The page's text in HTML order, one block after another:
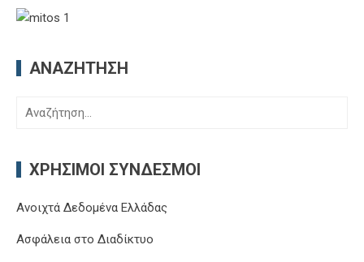
ΑΝΑΖΉΤΗΣΗ
Αναζήτηση
ΧΡΉΣΙΜΟΙ ΣΎΝΔΕΣΜΟΙ
Ανοιχτά Δεδομένα Ελλάδας
Ασφάλεια στο Διαδίκτυο